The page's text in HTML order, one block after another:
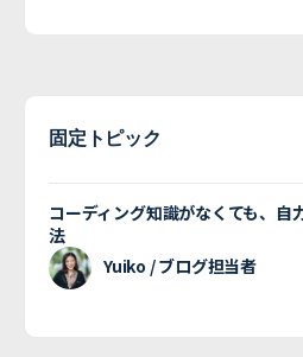
固定トピック
コーディング知識がなくても、
法
Yuiko / ブログ担当者